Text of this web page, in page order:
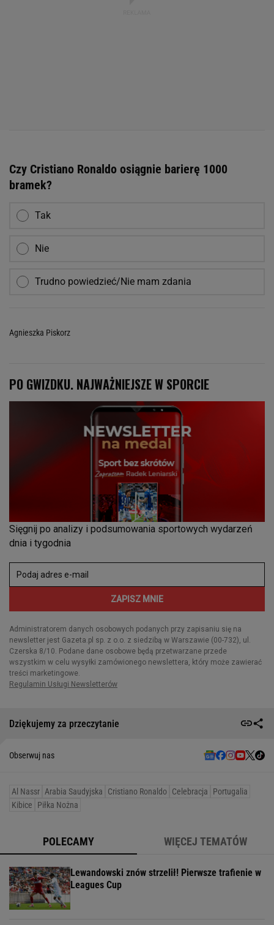
Czy Cristiano Ronaldo osiągnie barierę 1000
bramek?
Tak
Nie
Trudno powiedzieć/Nie mam zdania
Agnieszka Piskorz
Dziękujemy za przeczytanie
Obserwuj nas
Al Nassr Arabia Saudyjska Cristiano Ronaldo Celebracja
Portugalia
Kibice
Piłka Nożna
POLECAMY WIĘCEJ TEMATÓW
Lewandowski znów strzelił! Pierwsze trafienie w
Leagues Cup